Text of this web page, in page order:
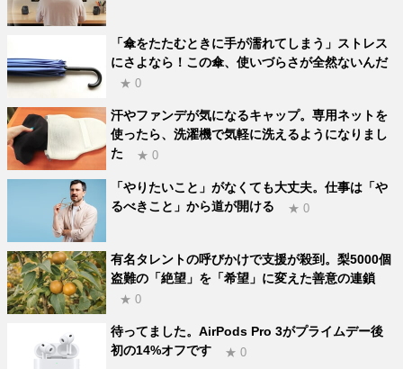
「傘をたたむときに手が濡れてしまう」ストレス
にさよなら！この傘、使いづらさが全然ないんだ
★ 0
汗やファンデが気になるキャップ。専用ネットを
使ったら、洗濯機で気軽に洗えるようになりまし
た
★ 0
「やりたいこと」がなくても大丈夫。仕事は「や
るべきこと」から道が開ける
★ 0
有名タレントの呼びかけで支援が殺到。梨5000個
盗難の「絶望」を「希望」に変えた善意の連鎖
★ 0
待ってました。AirPods Pro 3がプライムデー後
初の14%オフです
★ 0